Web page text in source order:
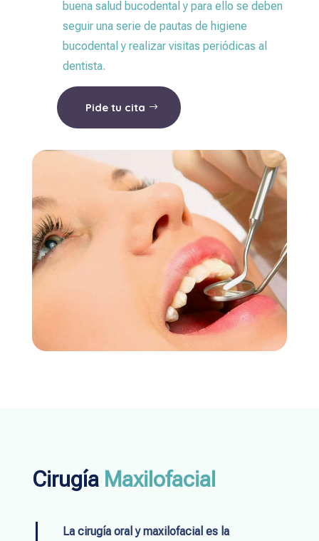
buena salud bucodental y para ello se deben
seguir una serie de pautas de higiene
bucodental y realizar visitas periódicas al
dentista.
Pide tu cita
Cirugía Maxilofacial
La cirugía oral y maxilofacial es la